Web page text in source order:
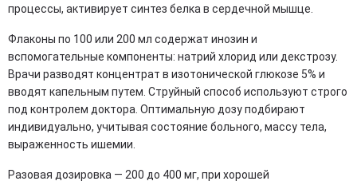
процессы, активирует синтез белка в сердечной мышце.
Флаконы по 100 или 200 мл содержат инозин и
вспомогательные компоненты: натрий хлорид или декстрозу.
Врачи разводят концентрат в изотонической глюкозе 5% и
вводят капельным путем. Струйный способ используют строго
под контролем доктора. Оптимальную дозу подбирают
индивидуально, учитывая состояние больного, массу тела,
выраженность ишемии.
Разовая дозировка — 200 до 400 мг, при хорошей